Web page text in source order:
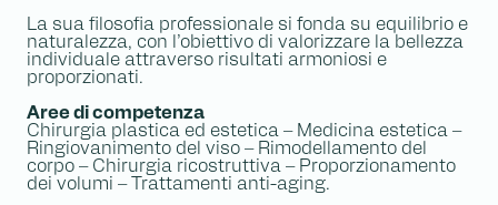
La sua filosofia professionale si fonda su equilibrio e
naturalezza, con l’obiettivo di valorizzare la bellezza
individuale attraverso risultati armoniosi e
proporzionati.
Aree di competenza
Chirurgia plastica ed estetica – Medicina estetica –
Ringiovanimento del viso – Rimodellamento del
corpo – Chirurgia ricostruttiva – Proporzionamento
dei volumi – Trattamenti anti-aging.